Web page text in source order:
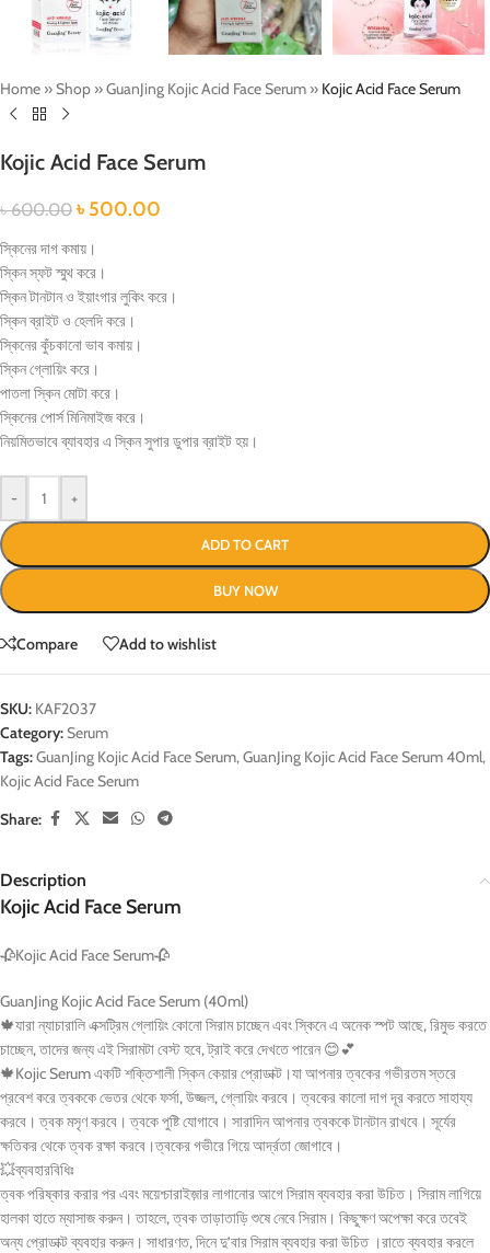
Home »Shop »GuanJing Kojic Acid Face Serum » Kojic Acid Face Serum
Kojic Acid Face Serum
৳600.00 ৳500.00
স্কিনের দাগ কমায়।
স্কিন স্ফট স্মুথ করে।
স্কিন টানটান ও ইয়াংগার লুকিং করে।
স্কিন ব্রাইট ও হেলদি করে।
স্কিনের কুঁচকানো ভাব কমায়।
স্কিন গ্লোয়িং করে।
পাতলা স্কিন মোটা করে।
স্কিনের পোর্স মিনিমাইজ করে।
নিয়মিতভাবে ব্যাবহার এ স্কিন সুপার ডুপার ব্রাইট হয়।
- +
ADD TO CART
BUY NOW
Compare Add to wishlist
SKU: KAF2037
Category:Serum
Tags:GuanJing Kojic Acid Face Serum,GuanJing Kojic Acid Face Serum 40ml,
Kojic Acid Face Serum
Share:
Description
Kojic Acid Face Serum
🥀Kojic Acid Face Serum🥀
GuanJing Kojic Acid Face Serum (40ml)
🍁যারা ন্যাচারালি এক্সট্রিম গ্লোয়িং কোনো সিরাম চাচ্ছেন এবং স্কিনে এ অনেক স্পট আছে, রিমুভ করতে
চাচ্ছেন, তাদের জন্য এই সিরামটা বেস্ট হবে, ট্রাই করে দেখতে পারেন 😊💕
🍁Kojic Serum একটি শক্তিশালী স্কিন কেয়ার প্রোডাক্ট।যা আপনার ত্বকের গভীরতম স্তরে
প্রবেশ করে ত্বককে ভেতর থেকে ফর্সা, উজ্জল, গ্লোয়িং করবে। ত্বকের কালো দাগ দূর করতে সাহায্য
করবে। ত্বক মসৃণ করবে। ত্বকে পুষ্টি যোগাবে। সারাদিন আপনার ত্বককে টানটান রাখবে। সূর্যের
ক্ষতিকর থেকে ত্বক রক্ষা করবে।ত্বকের গভীরে গিয়ে আর্দ্রতা জোগাবে।
💥ব্যবহারবিধিঃ
ত্বক পরিষ্কার করার পর এবং ময়েশ্চারাইজ়ার লাগানোর আগে সিরাম ব্যবহার করা উচিত। সিরাম লাগিয়ে
হালকা হাতে ম্যাসাজ করুন। তাহলে, ত্বক তাড়াতাড়ি শুষে নেবে সিরাম। কিছুক্ষণ অপেক্ষা করে তবেই
অন্য প্রোডাক্ট ব্যবহার করুন। সাধারণত, দিনে দু’বার সিরাম ব্যবহার করা উচিত ।রাতে ব্যবহার করলে